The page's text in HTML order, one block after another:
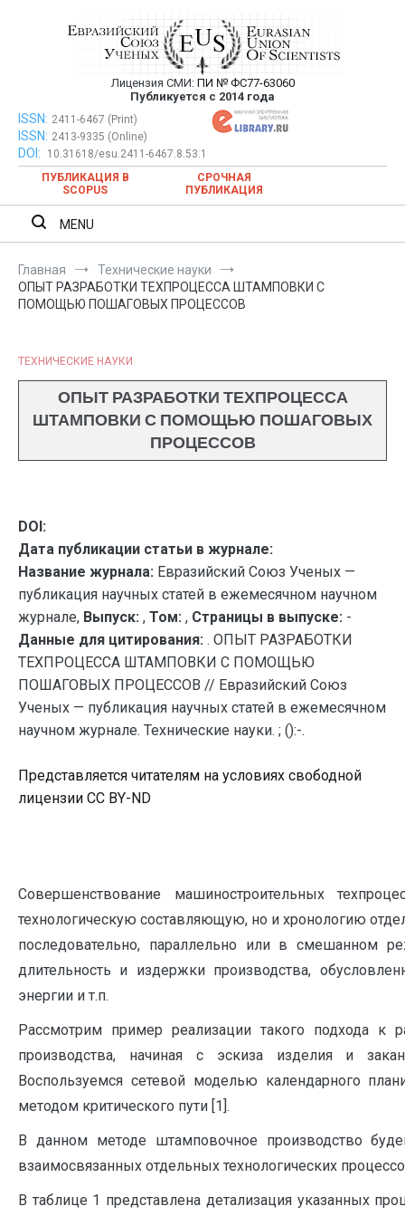
Евразийский Союз Ученых —
публикация научных статей в
ежемесячном научном журнале
Лицензия СМИ: ПИ № ФС77-63060
Публикуется с 2014 года
Евразийский Союз Ученых — публикация научных статей в
ежемесячном научном журнале
ISSN: 2411-6467 (Print)
ISSN: 2413-9335 (Online)
DOI:
10.31618/esu.2411-6467.8.53.1
ПУБЛИКАЦИЯ В
SCOPUS
СРОЧНАЯ
ПУБЛИКАЦИЯ
MENU
Главная
Технические науки
ОПЫТ РАЗРАБОТКИ ТЕХПРОЦЕССА ШТАМПОВКИ С
ПОМОЩЬЮ ПОШАГОВЫХ ПРОЦЕССОВ
ТЕХНИЧЕСКИЕ НАУКИ
ОПЫТ РАЗРАБОТКИ ТЕХПРОЦЕССА
ШТАМПОВКИ С ПОМОЩЬЮ ПОШАГОВЫХ
ПРОЦЕССОВ
DOI:
Дата публикации статьи в журнале:
Название журнала: Евразийский Союз Ученых —
публикация научных статей в ежемесячном научном
журнале, Выпуск: , Том: , Страницы в выпуске: -
Данные для цитирования: . ОПЫТ РАЗРАБОТКИ
ТЕХПРОЦЕССА ШТАМПОВКИ С ПОМОЩЬЮ
ПОШАГОВЫХ ПРОЦЕССОВ // Евразийский Союз
Ученых — публикация научных статей в ежемесячном
научном журнале. Технические науки. ; ():-.
Представляется читателям на условиях свободной
лицензии CC BY-ND
Совершенствование машиностроительных
технологическую составляющую, но и хронологию
последовательно, параллельно или в смешанном
длительность и издержки производства,
энергии и т.п.
Рассмотрим пример реализации такого подхода к
производства, начиная с эскиза изделия и
Воспользуемся сетевой моделью календарного
методом критического пути [1].
В данном методе штамповочное производство
взаимосвязанных отдельных технологических
В таблице 1 представлена детализация указанных